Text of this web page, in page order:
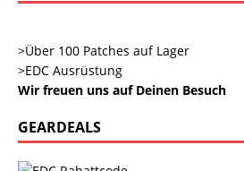
>Über 100 Patches auf Lager
>EDC Ausrüstung
Wir freuen uns auf Deinen Besuch
GEARDEALS